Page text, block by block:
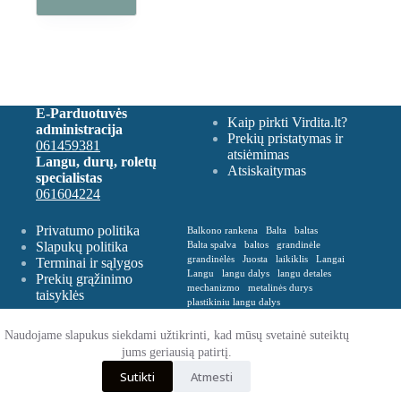
Naudojame slapukus siekdami užtikrinti, kad mūsų svetainė suteiktų
jums geriausią patirtį.
Sutikti Atmesti
on
the
product
page
E-Parduotuvės
administracija
061459381
Langu, durų, roletų
specialistas
061604224
Kaip pirkti Virdita.lt?
Prekių pristatymas ir
atsiėmimas
Atsiskaitymas
Privatumo politika
Slapukų politika
Terminai ir sąlygos
Prekių grąžinimo
taisyklės
Balkono rankena Balta
baltas
Balta spalva
baltos
grandinėle
grandinėlės
Juosta laikiklis
Langai
Langu
langu dalys
langu detales
mechanizmo
metalinės durys
plastikiniu langu dalys
Rankena
Remontas
roletu dalys
roletų ir žaliuzių dalys
Spalva balta
VERTIKALIŲ